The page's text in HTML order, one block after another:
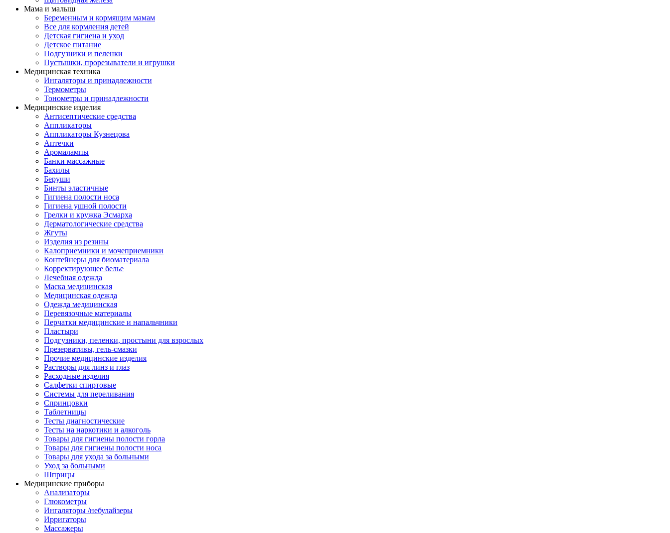
Мама и малыш
Беременным и кормящим мамам
Все для кормления детей
Детская гигиена и уход
Детское питание
Подгузники и пеленки
Пустышки, прорезыватели и игрушки
Медицинская техника
Ингаляторы и принадлежности
Термометры
Тонометры и принадлежности
Медицинские изделия
Антисептические средства
Аппликаторы
Аппликаторы Кузнецова
Аптечки
Аромалампы
Банки массажные
Бахилы
Беруши
Бинты эластичные
Гигиена полости носа
Гигиена ушной полости
Грелки и кружка Эсмарха
Дерматологические средства
Жгуты
Изделия из резины
Калоприемники и мочеприемники
Контейнеры для биоматериала
Корректирующее белье
Лечебная одежда
Маска медицинская
Медицинская одежда
Одежда медицинская
Перевязочные материалы
Перчатки медицинские и напальчники
Пластыри
Подгузники, пеленки, простыни для взрослых
Презервативы, гель-смазки
Прочие медицинские изделия
Растворы для линз и глаз
Расходные изделия
Салфетки спиртовые
Системы для переливания
Спринцовки
Таблетницы
Тесты диагностические
Тесты на наркотики и алкоголь
Товары для гигиены полости горла
Товары для гигиены полости носа
Товары для ухода за больными
Уход за больными
Шприцы
Медицинские приборы
Анализаторы
Глюкометры
Ингаляторы /небулайзеры
Ирригаторы
Массажеры